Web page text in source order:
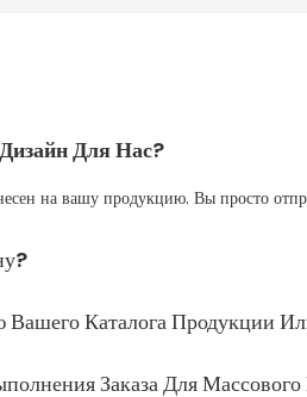
Для Нас?
на вашу продукцию. Вы просто
Каталога Продукции
Заказа Для Массового